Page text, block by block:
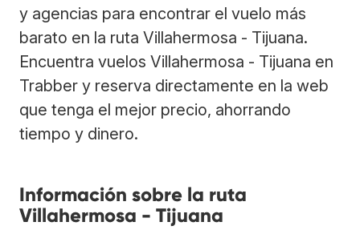
y agencias para encontrar el vuelo más
barato en la ruta Villahermosa - Tijuana.
Encuentra vuelos Villahermosa - Tijuana en
Trabber y reserva directamente en la web
que tenga el mejor precio, ahorrando
tiempo y dinero.
Información sobre la ruta
Villahermosa - Tijuana